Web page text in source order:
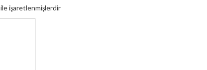
ile işaretlenmişlerdir